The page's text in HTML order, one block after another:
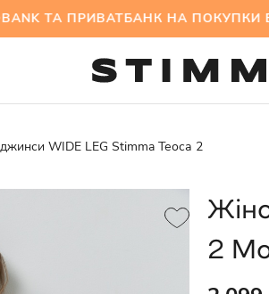
ТА ПРИВАТБАНК НА
WIDE LEG Stimma Теоса 2
2